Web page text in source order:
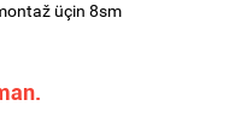
üçin 8sm